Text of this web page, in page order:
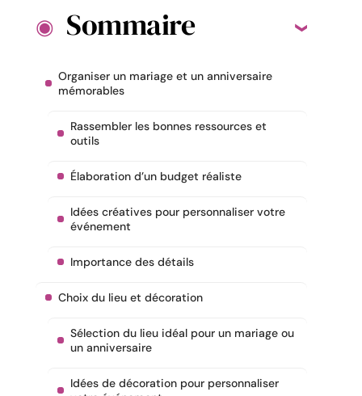
Sommaire
Organiser un mariage et un anniversaire
mémorables
Rassembler les bonnes ressources et
outils
Élaboration d’un budget réaliste
Idées créatives pour personnaliser votre
événement
Importance des détails
Choix du lieu et décoration
Sélection du lieu idéal pour un mariage ou
un anniversaire
Idées de décoration pour personnaliser